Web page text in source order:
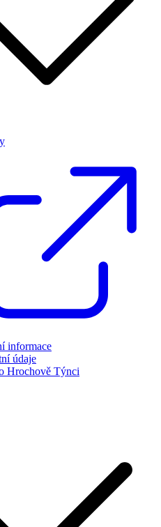
informace
údaje
Hrochově Týnci